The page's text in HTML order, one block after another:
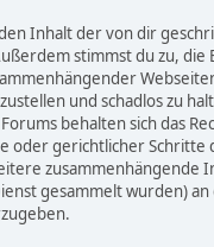
Inhalt der von dir
stimmst du zu, die
und schadlos zu
behalten sich das
oder gerichtlicher Schritte
zusammenhängende
gesammelt wurden)